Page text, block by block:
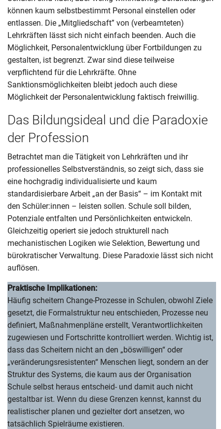
können kaum selbstbestimmt Personal einstellen oder
entlassen. Die „Mitgliedschaft” von (verbeamteten)
Lehrkräften lässt sich nicht einfach beenden. Auch die
Möglichkeit, Personalentwicklung über Fortbildungen zu
gestalten, ist begrenzt. Zwar sind diese teilweise
verpflichtend für die Lehrkräfte. Ohne
Sanktionsmöglichkeiten bleibt jedoch auch diese
Möglichkeit der Personalentwicklung faktisch freiwillig.
Das Bildungsideal und die Paradoxie
der Profession
Betrachtet man die Tätigkeit von Lehrkräften und ihr
professionelles Selbstverständnis, so zeigt sich, dass sie
eine hochgradig individualisierte und kaum
standardisierbare Arbeit „an der Basis“ – im Kontakt mit
den Schüler:innen – leisten sollen. Schule soll bilden,
Potenziale entfalten und Persönlichkeiten entwickeln.
Gleichzeitig operiert sie jedoch strukturell nach
mechanistischen Logiken wie Selektion, Bewertung und
bürokratischer Verwaltung. Diese Paradoxie lässt sich nicht
auflösen.
Praktische Implikationen:
Häufig scheitern Change-Prozesse in Schulen, obwohl Ziele
gesetzt, die Formalstruktur neu entschieden, Prozesse neu
definiert, Maßnahmenpläne erstellt, Verantwortlichkeiten
zugewiesen und Fortschritte kontrolliert werden. Wichtig ist,
dass das Scheitern nicht an den „böswilligen“ oder
„veränderungsresistenten“ Menschen liegt, sondern an der
Struktur des Systems, die kaum aus der Organisation
Schule selbst heraus entscheid- und damit auch nicht
gestaltbar ist. Wenn du diese Grenzen kennst, kannst du
realistischer planen und gezielter dort ansetzen, wo
tatsächlich Spielräume existieren.